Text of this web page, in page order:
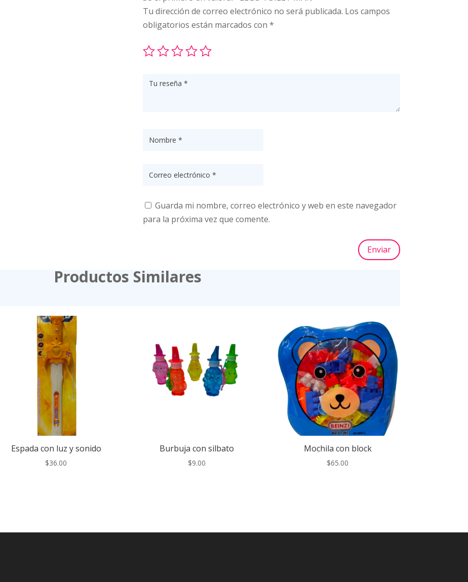
Tu dirección de correo electrónico no será publicada. Los campos
obligatorios están marcados con *
Guarda mi nombre, correo electrónico y web en este navegador
para la próxima vez que comente.
Enviar
Productos Similares
Espada con luz y sonido
$36.00
Burbuja con silbato
$9.00
Mochila con block
$65.00